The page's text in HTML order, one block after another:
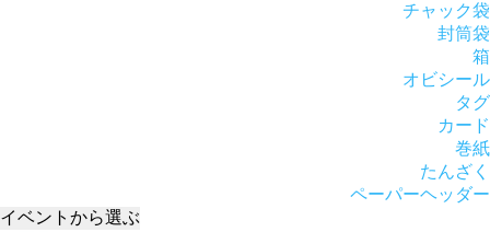
チャック袋
封筒袋
箱
オビシール
タグ
カード
巻紙
たんざく
ペーパーヘッダー
イベント から選ぶ